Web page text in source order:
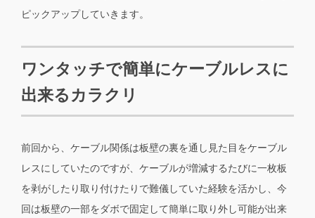
ピックアップしていきます。
ワンタッチで簡単にケーブルレスに
出来るカラクリ
前回から、ケーブル関係は板壁の裏を通し見た目をケーブル
レスにしていたのですが、ケーブルが増減するたびに一枚板
を剥がしたり取り付けたりで難儀していた経験を活かし、今
回は板壁の一部をダボで固定して簡単に取り外し可能が出来